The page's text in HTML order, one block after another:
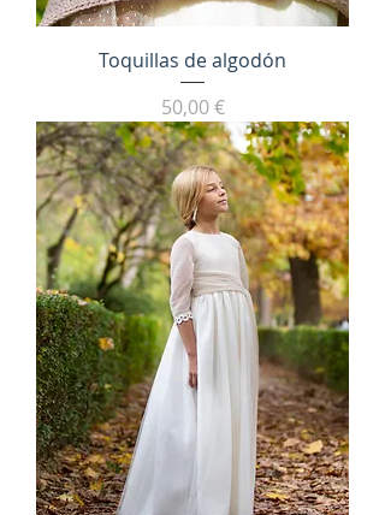
Toquillas de algodón
Precio
50,00 €